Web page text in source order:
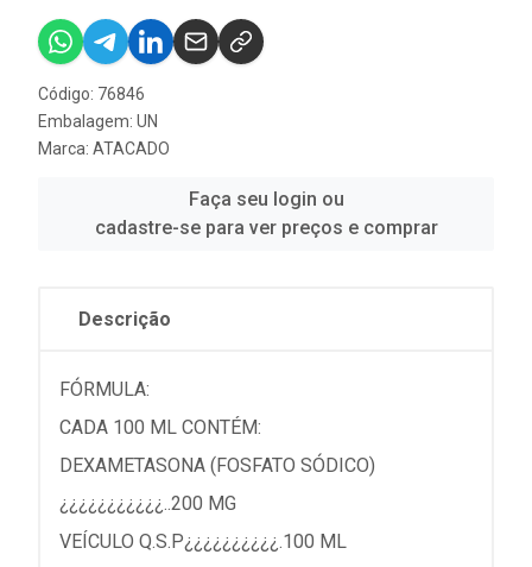
Código: 76846
Embalagem: UN
Marca: ATACADO
Faça seu login ou
cadastre-se para ver preços e comprar
Descrição
FÓRMULA:
CADA 100 ML CONTÉM:
DEXAMETASONA (FOSFATO SÓDICO)
¿¿¿¿¿¿¿¿¿¿¿..200 MG
VEÍCULO Q.S.P¿¿¿¿¿¿¿¿¿¿.100 ML